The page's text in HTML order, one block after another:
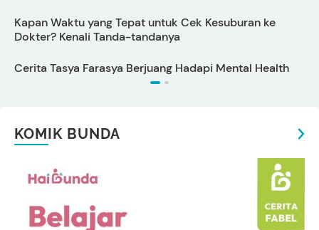
Kapan Waktu yang Tepat untuk Cek Kesuburan ke
Dokter? Kenali Tanda-tandanya
Cerita Tasya Farasya Berjuang Hadapi Mental Health
KOMIK BUNDA